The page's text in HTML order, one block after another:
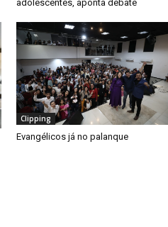
adolescentes, aponta debate
Clipping
Evangélicos já no palanque